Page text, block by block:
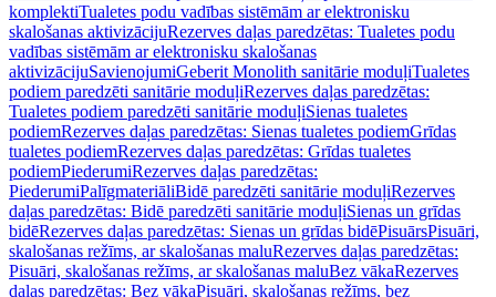
komplektiTualetes podu vadības sistēmām ar elektronisku
skalošanas aktivizācijuRezerves daļas paredzētas: Tualetes podu
vadības sistēmām ar elektronisku skalošanas
aktivizācijuSavienojumiGeberit Monolith sanitārie moduļiTualetes
podiem paredzēti sanitārie moduļiRezerves daļas paredzētas:
Tualetes podiem paredzēti sanitārie moduļiSienas tualetes
podiemRezerves daļas paredzētas: Sienas tualetes podiemGrīdas
tualetes podiemRezerves daļas paredzētas: Grīdas tualetes
podiemPiederumiRezerves daļas paredzētas:
PiederumiPalīgmateriāliBidē paredzēti sanitārie moduļiRezerves
daļas paredzētas: Bidē paredzēti sanitārie moduļiSienas un grīdas
bidēRezerves daļas paredzētas: Sienas un grīdas bidēPisuārsPisuāri,
skalošanas režīms, ar skalošanas maluRezerves daļas paredzētas:
Pisuāri, skalošanas režīms, ar skalošanas maluBez vākaRezerves
daļas paredzētas: Bez vākaPisuāri, skalošanas režīms, bez